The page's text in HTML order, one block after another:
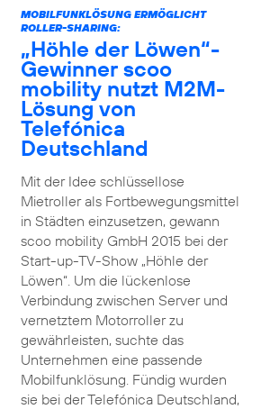
MOBILFUNKLÖSUNG ERMÖGLICHT
ROLLER-SHARING:
„Höhle der Löwen“-
Gewinner scoo
mobility nutzt M2M-
Lösung von
Telefónica
Deutschland
Mit der Idee schlüssellose
Mietroller als Fortbewegungsmittel
in Städten einzusetzen, gewann
scoo mobility GmbH 2015 bei der
Start-up-TV-Show „Höhle der
Löwen“. Um die lückenlose
Verbindung zwischen Server und
vernetztem Motorroller zu
gewährleisten, suchte das
Unternehmen eine passende
Mobilfunklösung. Fündig wurden
sie bei der Telefónica Deutschland,